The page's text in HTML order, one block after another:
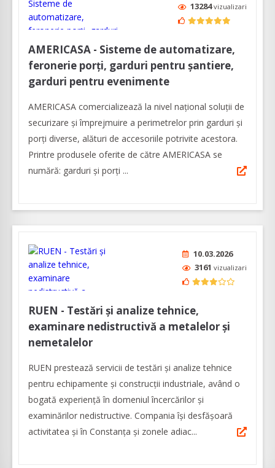
13284vizualizari
AMERICASA - Sisteme de automatizare,
feronerie porți, garduri pentru șantiere,
garduri pentru evenimente
AMERICASA comercializează la nivel naţional soluţii de
securizare şi împrejmuire a perimetrelor prin garduri şi
porţi diverse, alături de accesoriile potrivite acestora.
Printre produsele oferite de către AMERICASA se
numără: garduri și porți ...
10.03.2026
3161 vizualizari
RUEN - Testări și analize tehnice,
examinare nedistructivă a metalelor și
nemetalelor
RUEN prestează servicii de testări și analize tehnice
pentru echipamente și construcții industriale, având o
bogată experiență în domeniul încercărilor și
examinărilor nedistructive. Compania își desfășoară
activitatea și în Constanța și zonele adiac...